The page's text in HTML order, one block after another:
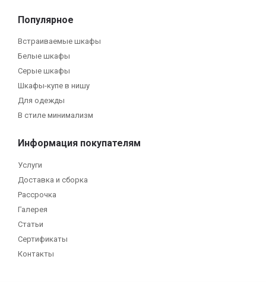
Популярное
Встраиваемые шкафы
Белые шкафы
Серые шкафы
Шкафы-купе в нишу
Для одежды
В стиле минимализм
Информация покупателям
Услуги
Доставка и сборка
Рассрочка
Галерея
Статьи
Сертификаты
Контакты